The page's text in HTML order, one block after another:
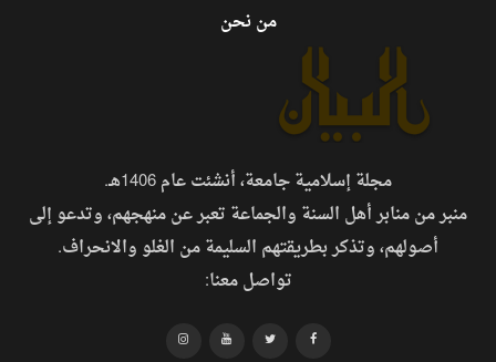
من نحن
مجلة إسلامية جامعة، أنشئت عام 1406هـ.
منبر من منابر أهل السنة والجماعة تعبر عن منهجهم، وتدعو إلى
أصولهم، وتذكر بطريقتهم السليمة من الغلو والانحراف.
تواصل معنا: